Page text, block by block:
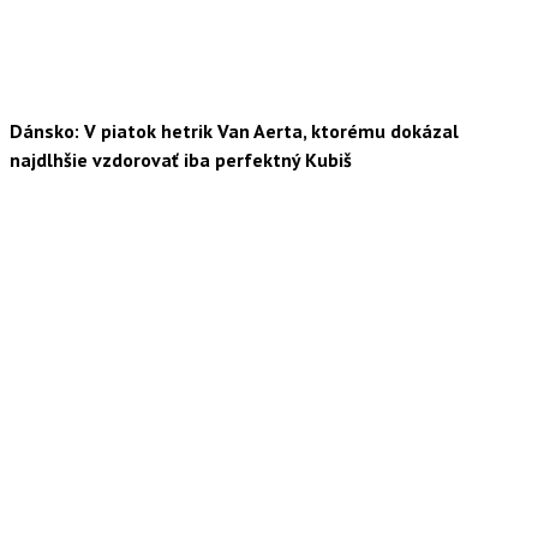
Dánsko: V piatok hetrik Van Aerta, ktorému dokázal
najdlhšie vzdorovať iba perfektný Kubiš